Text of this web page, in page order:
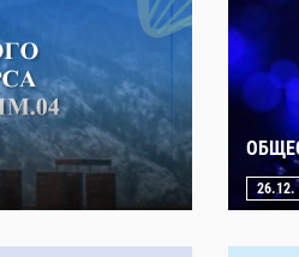
26.12.